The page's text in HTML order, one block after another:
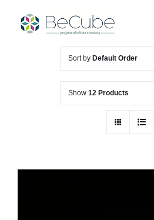
content
Sort by Default Order
Show 12 Products